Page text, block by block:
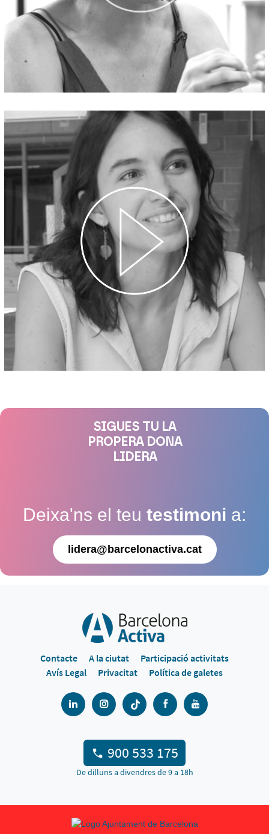
SIGUES TU LA
PROPERA DONA
LIDERA
Deixa'ns el teu testimoni a:
lidera@barcelonactiva.cat
Contacte A la ciutat
Participació activitats
Avís Legal
Privacitat Política de galetes
900 533 175
De dilluns a divendres de 9 a 18h